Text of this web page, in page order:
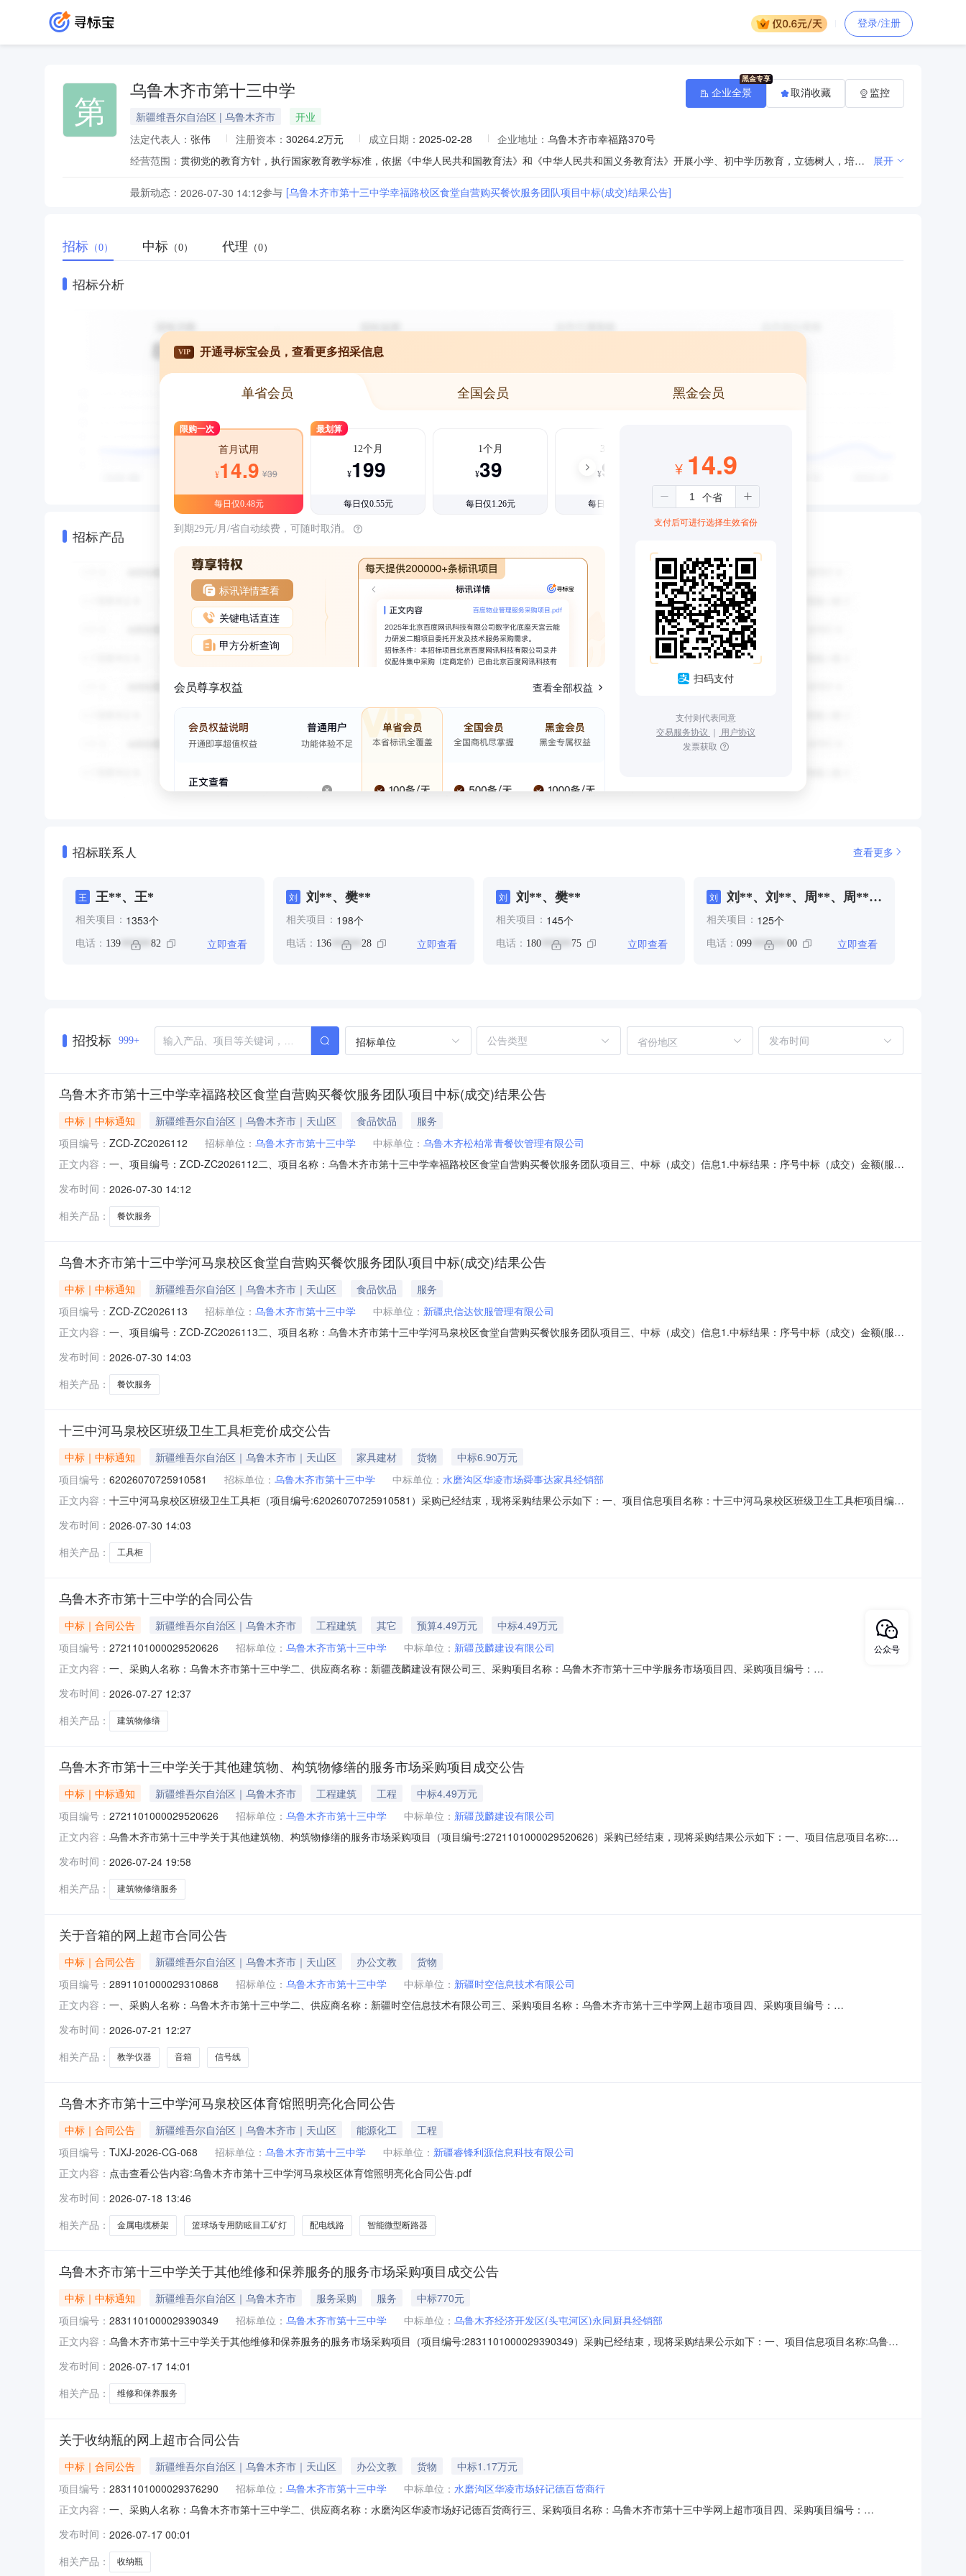
登录/注册
第 乌鲁木齐市第十三中学
新疆维吾尔自治区 | 乌鲁木齐市
开业
法定代表人： 张伟 注册资本： 30264.2万元 成立日期： 2025-02-28 企业地址： 乌鲁木齐市幸福路370号
经营范围：
贯彻党的教育方针，执行国家教育教学标准，依据《中华人民共和国教育法》和《中华人民共和国义务教育法》开展小学、初中学历教育，立德树人，培养德智体美劳全面发展的社会主义建设者和接班人。 展开
最新动态： 2026-07-30 14:12参与 [乌鲁木齐市第十三中学幸福路校区食堂自营购买餐饮服务团队项目中标(成交)结果公告]
企业全景 取消收藏 监控
招标 （0） 中标 （0） 代理 （0）
招标分析
招标产品
VIP 开通寻标宝会员，查看更多招采信息
单省会员 全国会员 黑金会员
限购一次
首月试用
¥14.9 ¥39
每日仅0.48元
最划算
12个月
¥199
每日仅0.55元
1个月
¥39
每日仅1.26元
3个月
¥99
每日仅1.08元
到期29元/月/省自动续费，可随时取消。
标讯详情查看
关键电话直连
甲方分析查询
会员尊享权益 查看全部权益
¥ 14.9
支付后可进行选择生效省份
扫码支付
支付则代表同意
交易服务协议 ｜ 用户协议
发票获取
招标联系人 查看更多
王 王**、王*
相关项目： 1353个
电话： 139 ****** 82 立即查看
刘 刘**、樊**
相关项目： 198个
电话： 136****** 28 立即查看
刘 刘**、樊**
相关项目： 145个
电话： 180 ****** 75 立即查看
刘
刘**、刘**、周**、周**、
相关项目： 125个
电话： 099******* 00 立即查看
招投标 999+ 招标单位 省份地区
乌鲁木齐市第十三中学幸福路校区食堂自营购买餐饮服务团队项目中标(成交)结果公告
中标｜中标通知 新疆维吾尔自治区｜乌鲁木齐市｜天山区 食品饮品
服务
项目编号： ZCD-ZC2026112 招标单位： 乌鲁木齐市第十三中学 中标单位： 乌鲁木齐松柏常青餐饮管理有限公司
正文内容： 一、项目编号：ZCD-ZC2026112二、项目名称：乌鲁木齐市第十三中学幸福路校区食堂自营购买餐饮服务团队项目三、中标（成交）信息1.中标结果：序号中标（成交）金额(服务
类主要标的信息：序号标项名称标的名称服务范围服务要求服务时间服务标准1乌鲁木齐市第十三中学幸福路校区食堂自营购买餐饮服务团队项目乌鲁木齐市第十三中学幸福路校区
食堂自营购买餐饮服务
发布时间： 2026-07-30 14:12
相关产品：
餐饮服务
乌鲁木齐市第十三中学河马泉校区食堂自营购买餐饮服务团队项目中标(成交)结果公告
中标｜中标通知 新疆维吾尔自治区｜乌鲁木齐市｜天山区 食品饮品
服务
项目编号： ZCD-ZC2026113 招标单位： 乌鲁木齐市第十三中学 中标单位： 新疆忠信达饮服管理有限公司
正文内容： 一、项目编号：ZCD-ZC2026113二、项目名称：乌鲁木齐市第十三中学河马泉校区食堂自营购买餐饮服务团队项目三、中标（成交）信息1.中标结果：序号中标（成交）金额(服务
名称标的名称服务范围服务要求服务时间服务标准1乌鲁木齐市第十三中学河马泉校区食堂自营购买餐饮服务团队项目乌鲁木齐市第十三中学河马泉校区食堂自营购买餐饮服务团队
项目包括但不限于负责食堂人
发布时间： 2026-07-30 14:03
相关产品：
餐饮服务
十三中河马泉校区班级卫生工具柜竞价成交公告
中标｜中标通知 新疆维吾尔自治区｜乌鲁木齐市｜天山区 家具建材 货物
中标6.90万元
项目编号： 62026070725910581 招标单位： 乌鲁木齐市第十三中学 中标单位： 水磨沟区华凌市场舜事达家具经销部
正文内容： 十三中河马泉校区班级卫生工具柜（项目编号:62026070725910581）采购已经结束，现将采购结果公示如下：一、项目信息项目名称：十三中河马泉校区班级卫生工具柜项目编
0816:50-2026-07-1320:00二、采购单位信息采购单位名称：乌鲁木齐市第十三中学采购单位地址：新疆维吾尔自治区乌鲁木齐市天山区幸福路370号
发布时间： 2026-07-30 14:03
相关产品：
工具柜
乌鲁木齐市第十三中学的合同公告
中标｜合同公告 新疆维吾尔自治区｜乌鲁木齐市 工程建筑 其它 预算4.49万元
中标4.49万元
项目编号： 2721101000029520626 招标单位： 乌鲁木齐市第十三中学 中标单位： 新疆茂麟建设有限公司
正文内容： 一、采购人名称：乌鲁木齐市第十三中学二、供应商名称：新疆茂麟建设有限公司三、采购项目名称：乌鲁木齐市第十三中学服务市场项目四、采购项目编号：
1.004499544995服务要求或标的基本概况：七、其它事项：详见附件中的合同文件八、联系方式1、采购人名称：乌鲁木齐市第十三中学联系人：刘宏程联系电话：13999817558
传真：/地址
发布时间： 2026-07-27 12:37
相关产品：
建筑物修缮
乌鲁木齐市第十三中学关于其他建筑物、构筑物修缮的服务市场采购项目成交公告
中标｜中标通知 新疆维吾尔自治区｜乌鲁木齐市 工程建筑 工程
中标4.49万元
项目编号： 2721101000029520626 招标单位： 乌鲁木齐市第十三中学 中标单位： 新疆茂麟建设有限公司
正文内容： 乌鲁木齐市第十三中学关于其他建筑物、构筑物修缮的服务市场采购项目（项目编号:2721101000029520626）采购已经结束，现将采购结果公示如下：一、项目信息项目名称:乌
（元）:项目所在行政区划编码:650199项目所在行政区划名称:乌鲁木齐市本级报价起止时间:-二、采购单位信息采购单位名称:乌鲁木齐市第十三中学采购单位地址:幸福路3
发布时间： 2026-07-24 19:58
相关产品：
建筑物修缮服务
关于音箱的网上超市合同公告
中标｜合同公告 新疆维吾尔自治区｜乌鲁木齐市｜天山区 办公文教
货物
项目编号： 2891101000029310868 招标单位： 乌鲁木齐市第十三中学 中标单位： 新疆时空信息技术有限公司
正文内容： 一、采购人名称：乌鲁木齐市第十三中学二、供应商名称：新疆时空信息技术有限公司三、采购项目名称：乌鲁木齐市第十三中学网上超市项目四、采购项目编号：
24.00600144002胜为信号线信号电缆HDMI2.04K高清线胜为/shengwei信号线根4.00401603希沃教学仪器SC06希沃/seewoSC06台24.0
发布时间： 2026-07-21 12:27
相关产品：
教学仪器 音箱 信号线
乌鲁木齐市第十三中学河马泉校区体育馆照明亮化合同公告
中标｜合同公告 新疆维吾尔自治区｜乌鲁木齐市｜天山区 能源化工
工程
项目编号： TJXJ-2026-CG-068 招标单位： 乌鲁木齐市第十三中学 中标单位： 新疆睿锋利源信息科技有限公司
正文内容： 点击查看公告内容:乌鲁木齐市第十三中学河马泉校区体育馆照明亮化合同公告.pdf
发布时间： 2026-07-18 13:46
相关产品：
金属电缆桥架 篮球场专用防眩目工矿灯 配电线路 智能微型断路器
乌鲁木齐市第十三中学关于其他维修和保养服务的服务市场采购项目成交公告
中标｜中标通知 新疆维吾尔自治区｜乌鲁木齐市 服务采购 服务
中标770元
项目编号： 2831101000029390349 招标单位： 乌鲁木齐市第十三中学 中标单位： 乌鲁木齐经济开发区(头屯河区)永同厨具经销部
正文内容： 乌鲁木齐市第十三中学关于其他维修和保养服务的服务市场采购项目（项目编号:2831101000029390349）采购已经结束，现将采购结果公示如下：一、项目信息项目名称:乌鲁木
所在行政区划编码:650199项目所在行政区划名称:乌鲁木齐市本级报价起止时间:-二、采购单位信息采购单位名称:乌鲁木齐市第十三中学采购单位地址:幸福路370号采
发布时间： 2026-07-17 14:01
相关产品：
维修和保养服务
关于收纳瓶的网上超市合同公告
中标｜合同公告 新疆维吾尔自治区｜乌鲁木齐市｜天山区 办公文教 货物
中标1.17万元
项目编号： 2831101000029376290 招标单位： 乌鲁木齐市第十三中学 中标单位： 水磨沟区华凌市场好记德百货商行
正文内容： 一、采购人名称：乌鲁木齐市第十三中学二、供应商名称：水磨沟区华凌市场好记德百货商行三、采购项目名称：乌鲁木齐市第十三中学网上超市项目四、采购项目编号：
要求或标的基本概况：七、其它事项：无八、联系方式1、采购人名称：乌鲁木齐市第十三中学联系人：樊舒展联系电话：13609972028传真：地址：幸福路370号
发布时间： 2026-07-17 00:01
相关产品：
收纳瓶
公众号